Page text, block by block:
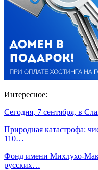
Интересное:
Сегодня, 7 сентября, в
Природная катастрофа:
110…
Фонд имени Михлухо-
русских…